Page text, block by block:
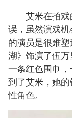
艾米在拍戏
误，虽然演戏
的演员是很难
湖》饰演了伍
一条红色围巾
到了艾米，她
性角色。